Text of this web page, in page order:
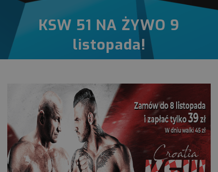
KSW 51 NA ŻYWO 9
listopada!